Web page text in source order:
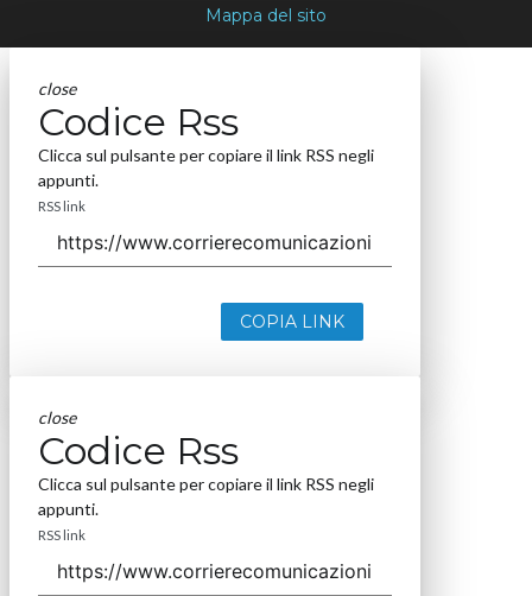
Mappa del sito
close
Codice Rss
Clicca sul pulsante per copiare il link RSS negli
appunti.
RSS link
COPIA LINK
close
Codice Rss
Clicca sul pulsante per copiare il link RSS negli
appunti.
RSS link